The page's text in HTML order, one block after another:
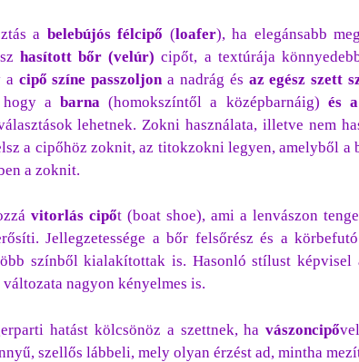
a belebújós félcipő (loafer), ha elegánsabb
hasított bőr (velúr) cipőt, a textúrája
a cipő színe passzoljon a nadrág és az egész szett
hogy abarna(homokszíntől a középbarnáig) és
lehetnek. Zokni használata, illetve nem
a cipőhöz zoknit, az titokzokni legyen, amelyből a
a zoknit.
vitorlás cipőt (boat shoe), ami a lenvászon
Jellegzetessége a bőr felsőrész és a
színből kialakítottak is. Hasonló stílust
nagyon kényelmes is.
hatást kölcsönöz a szettnek, havászoncipő
szellős lábbeli, mely olyan érzést ad, mintha